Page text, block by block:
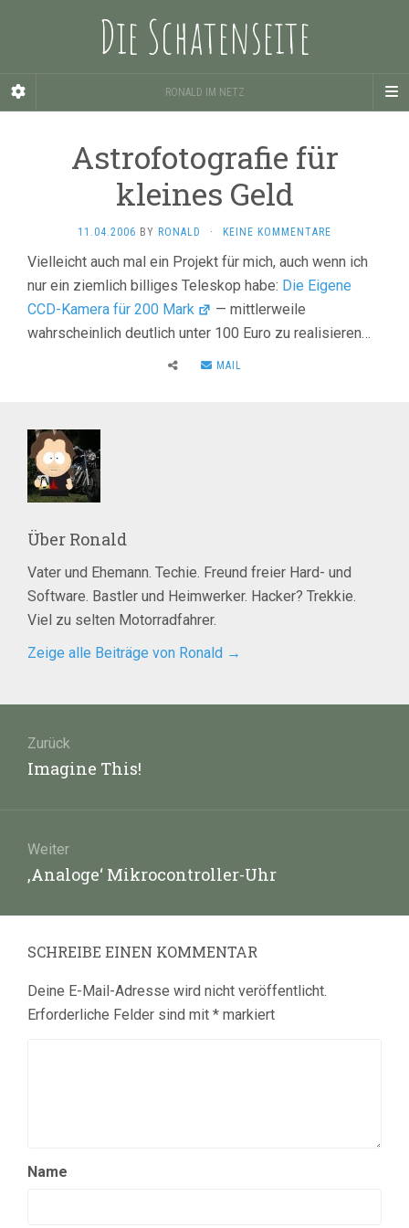
Die Schatenseite
RONALD IM NETZ
Astrofotografie für
kleines Geld
11.04.2006 BY RONALD · KEINE KOMMENTARE
Vielleicht auch mal ein Projekt für mich, auch wenn ich
nur ein ziemlich billiges Teleskop habe: Die Eigene
CCD-Kamera für 200 Mark
— mittlerweile
wahrscheinlich deutlich unter 100 Euro zu realisieren…
MAIL
Über Ronald
Vater und Ehemann. Techie. Freund freier Hard- und
Software. Bastler und Heimwerker. Hacker? Trekkie.
Viel zu selten Motorradfahrer.
Zeige alle Beiträge von Ronald →
Zurück
Vorheriger
Imagine This!
Weiter
Nächster
‚Analoge‘ Mikrocontroller-Uhr
SCHREIBE EINEN KOMMENTAR
Deine E-Mail-Adresse wird nicht veröffentlicht.
Erforderliche Felder sind mit * markiert
Name